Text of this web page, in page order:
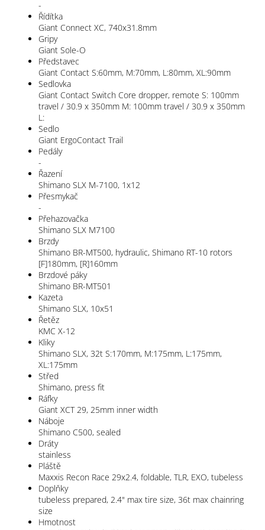
-
Řídítka
Giant Connect XC, 740x31.8mm
Gripy
Giant Sole-O
Představec
Giant Contact S:60mm, M:70mm, L:80mm, XL:90mm
Sedlovka
Giant Contact Switch Core dropper, remote S: 100mm
travel / 30.9 x 350mm M: 100mm travel / 30.9 x 350mm
L:
Sedlo
Giant ErgoContact Trail
Pedály
-
Řazení
Shimano SLX M-7100, 1x12
Přesmykač
-
Přehazovačka
Shimano SLX M7100
Brzdy
Shimano BR-MT500, hydraulic, Shimano RT-10 rotors
[F]180mm, [R]160mm
Brzdové páky
Shimano BR-MT501
Kazeta
Shimano SLX, 10x51
Řetěz
KMC X-12
Kliky
Shimano SLX, 32t S:170mm, M:175mm, L:175mm,
XL:175mm
Střed
Shimano, press fit
Ráfky
Giant XCT 29, 25mm inner width
Náboje
Shimano C500, sealed
Dráty
stainless
Pláště
Maxxis Recon Race 29x2.4, foldable, TLR, EXO, tubeless
Doplňky
tubeless prepared, 2.4" max tire size, 36t max chainring
size
Hmotnost